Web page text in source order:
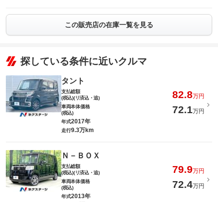
この販売店の在庫一覧を見る
探している条件に近いクルマ
タント
支払総額
(税込)(リ済込・追)
82.8万円
車両本体価格
(税込)
72.1万円
年式2017年
走行9.3万km
Ｎ－ＢＯＸ
支払総額
(税込)(リ済込・追)
79.9万円
車両本体価格
(税込)
72.4万円
年式2013年